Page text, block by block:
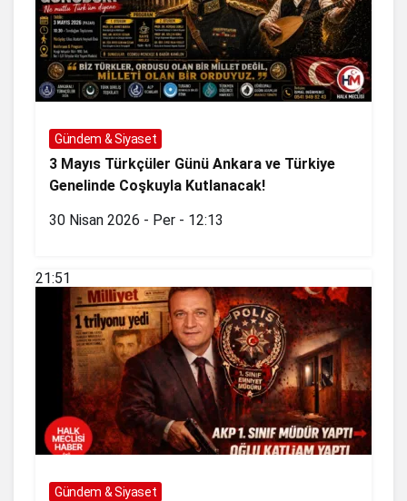
Gündem & Siyaset
3 Mayıs Türkçüler Günü Ankara ve Türkiye
Genelinde Coşkuyla Kutlanacak!
30 Nisan 2026 - Per - 12:13
21:51
Gündem & Siyaset